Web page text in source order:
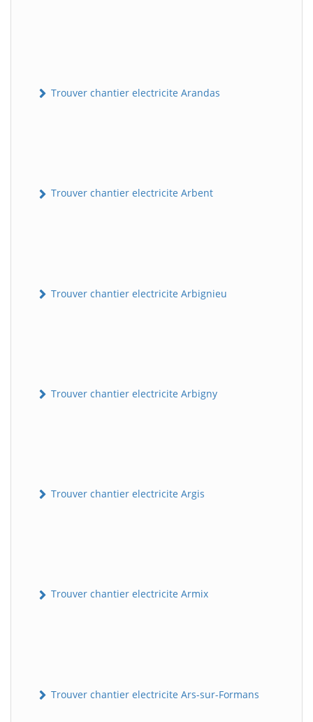
Trouver chantier electricite Arandas
Trouver chantier electricite Arbent
Trouver chantier electricite Arbignieu
Trouver chantier electricite Arbigny
Trouver chantier electricite Argis
Trouver chantier electricite Armix
Trouver chantier electricite Ars-sur-Formans